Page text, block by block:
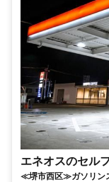
エネオスのセル
≪堺市西区≫ガソリン